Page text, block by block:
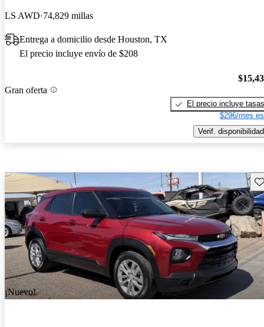
LS AWD 74,829 millas
Entrega a domicilio desde Houston, TX
El precio incluye envío de $208
Gran oferta
El precio incluye tasas
$296/mes
Verif. disponibilidad
¡Nuevo!